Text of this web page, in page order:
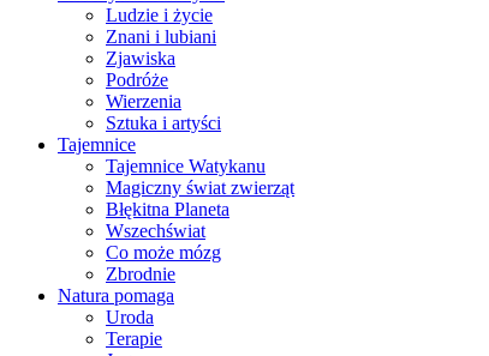
Ludzie i życie
Znani i lubiani
Zjawiska
Podróże
Wierzenia
Sztuka i artyści
Tajemnice
Tajemnice Watykanu
Magiczny świat zwierząt
Błękitna Planeta
Wszechświat
Co może mózg
Zbrodnie
Natura pomaga
Uroda
Terapie